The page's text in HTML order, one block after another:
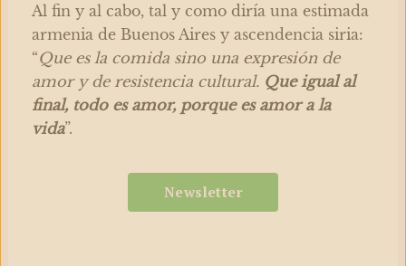
Al fin y al cabo, tal y como diría una estimada
armenia de Buenos Aires y ascendencia siria:
“Que es la comida sino una expresión de
amor y de resistencia cultural. Que igual al
final, todo es amor, porque es amor a la
vida”.
Newsletter